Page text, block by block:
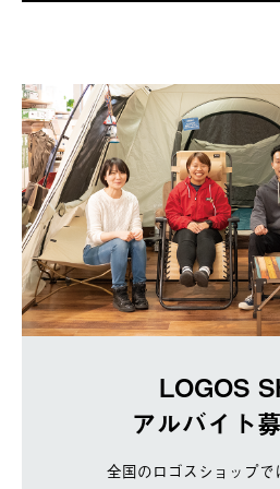
LOGOS
アルバイト
全国のロゴスショップで